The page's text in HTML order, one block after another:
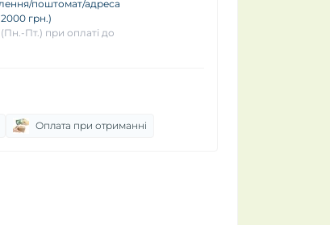
поштомат/адреса
грн.)
Пт.) при оплаті до
Оплата при отриманні